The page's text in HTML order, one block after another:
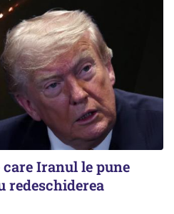
care Iranul le pune
redeschiderea